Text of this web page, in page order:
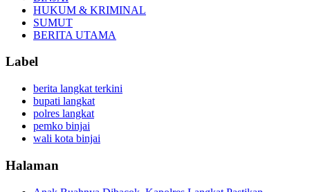
HUKUM & KRIMINAL
SUMUT
BERITA UTAMA
Label
berita langkat terkini
bupati langkat
polres langkat
pemko binjai
wali kota binjai
Halaman